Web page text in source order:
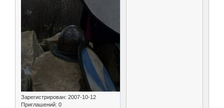
Зарегистрирован: 2007-10-12
Приглашений: 0